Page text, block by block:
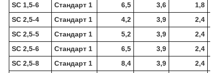
SC 1,5-6
Стандарт 1 6,5 3,6
1,8
SC 2,5-4
Стандарт 1 4,2 3,9
2,4
SC 2,5-5
Стандарт 1 5,2 3,9
2,4
SC 2,5-6
Стандарт 1 6,5 3,9
2,4
SC 2,5-8
Стандарт 1 8,4 3,9
2,4